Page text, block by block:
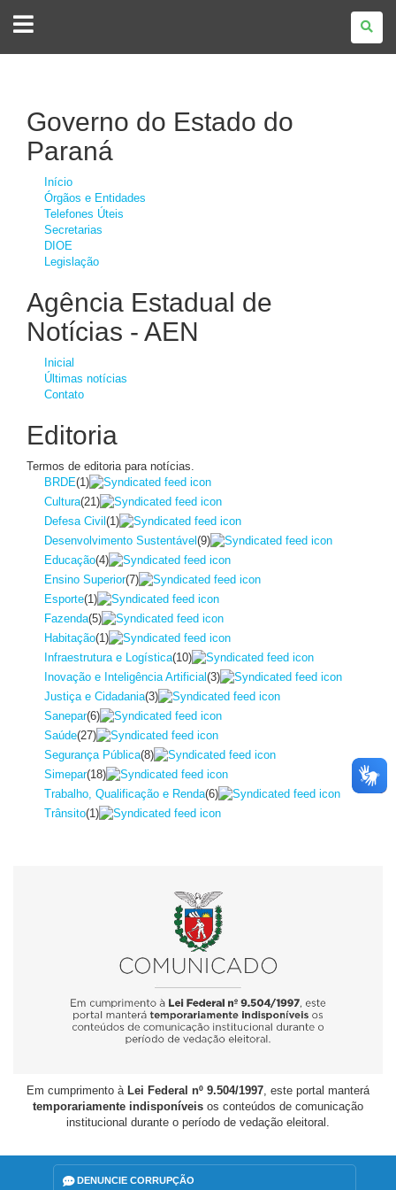
DO
Governo do Estado do
Paraná
Início
Órgãos e Entidades
Telefones Úteis
Secretarias
DIOE
Legislação
Agência Estadual de
Notícias - AEN
Inicial
Últimas notícias
Contato
Editoria
Termos de editoria para notícias.
BRDE(1)
Cultura(21)
Defesa Civil (1)
Desenvolvimento Sustentável (9)
Educação(4)
Ensino Superior(7)
Esporte(1)
Fazenda(5)
Habitação(1)
Infraestrutura e Logística(10)
Inovação e Inteligência Artificial(3)
Justiça e Cidadania(3)
Sanepar(6)
Saúde(27)
Segurança Pública(8)
Simepar(18)
Trabalho, Qualificação e Renda(6)
Trânsito(1)
Em cumprimento à Lei Federal nº 9.504/1997, este portal manterá
temporariamente indisponíveis os conteúdos de comunicação
institucional durante o período de vedação eleitoral.
DENUNCIE CORRUPÇÃO